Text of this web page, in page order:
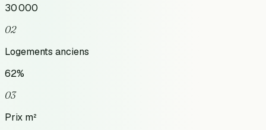
30 000
02
Logements anciens
62%
03
Prix m²